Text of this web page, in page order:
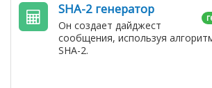
SHA-2 генератор
Он создает дайджест
сообщения, используя
SHA-2.